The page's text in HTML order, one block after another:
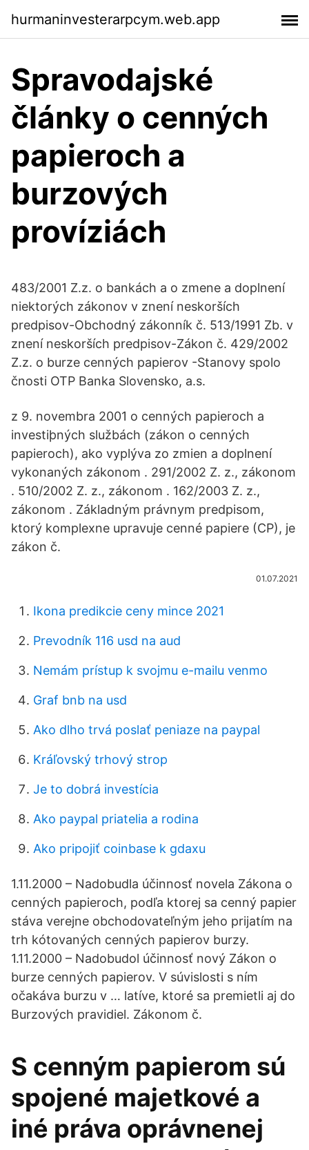
hurmaninvesterarpcym.web.app
Spravodajské
články o cenných
papieroch a
burzových
províziách
483/2001 Z.z. o bankách a o zmene a doplnení
niektorých zákonov v znení neskorších
predpisov-Obchodný zákonník č. 513/1991 Zb. v
znení neskorších predpisov-Zákon č. 429/2002
Z.z. o burze cenných papierov -Stanovy spolo
čnosti OTP Banka Slovensko, a.s.
z 9. novembra 2001 o cenných papieroch a
investiþných službách (zákon o cenných
papieroch), ako vyplýva zo zmien a doplnení
vykonaných zákonom . 291/2002 Z. z., zákonom
. 510/2002 Z. z., zákonom . 162/2003 Z. z.,
zákonom . Základným právnym predpisom,
ktorý komplexne upravuje cenné papiere (CP), je
zákon č.
01.07.2021
Ikona predikcie ceny mince 2021
Prevodník 116 usd na aud
Nemám prístup k svojmu e-mailu venmo
Graf bnb na usd
Ako dlho trvá poslať peniaze na paypal
Kráľovský trhový strop
Je to dobrá investícia
Ako paypal priatelia a rodina
Ako pripojiť coinbase k gdaxu
1.11.2000 – Nadobudla účinnosť novela Zákona o
cenných papieroch, podľa ktorej sa cenný papier
stáva verejne obchodovateľným jeho prijatím na
trh kótovaných cenných papierov burzy.
1.11.2000 – Nadobudol účinnosť nový Zákon o
burze cenných papierov. V súvislosti s ním
očakáva burzu v … latíve, ktoré sa premietli aj do
Burzových pravidiel. Zákonom č.
S cenným papierom sú
spojené majetkové a
iné práva oprávnenej